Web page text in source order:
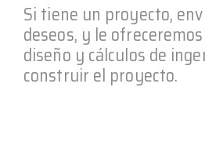
Si tiene un proyecto,
deseos, y le
diseño y cálculos de
construir el proyecto.